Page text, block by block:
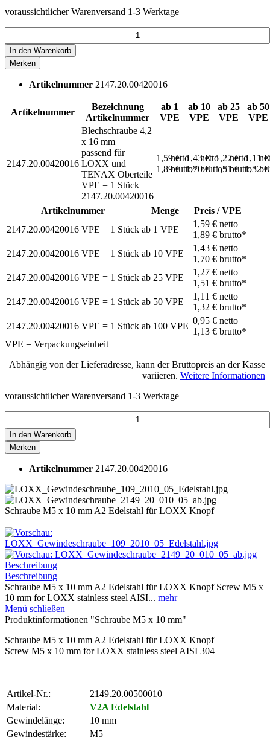
voraussichtlicher Warenversand 1-3 Werktage
In den Warenkorb
Merken
Artikelnummer 2147.20.00420016
Artikelnummer
Bezeichnung
Artikelnummer
ab 1
VPE
ab 10
VPE
ab 25
VPE
ab 50
VPE
2147.20.00420016
Blechschraube 4,2
x 16 mm
passend für
LOXX und
TENAX Oberteile
VPE = 1 Stück
2147.20.00420016
1,59 €
netto
1,89 €brutto*
1,43 €
netto
1,70 €brutto*
1,27 €
netto
1,51 €brutto*
1,11
1,32
Artikelnummer Menge
Preis / VPE
2147.20.00420016 VPE = 1 Stück ab 1 VPE
1,59 €netto
1,89 €brutto*
2147.20.00420016 VPE = 1 Stück ab 10 VPE
1,43 €netto
1,70 €brutto*
2147.20.00420016 VPE = 1 Stück ab 25 VPE
1,27 €netto
1,51 €brutto*
2147.20.00420016 VPE = 1 Stück ab 50 VPE
1,11 €netto
1,32 €brutto*
2147.20.00420016 VPE = 1 Stück ab 100 VPE
0,95 €netto
1,13 €brutto*
VPE = Verpackungseinheit
Abhängig von der Lieferadresse, kann der Bruttopreis an der Kasse
variieren. Weitere Informationen
voraussichtlicher Warenversand 1-3 Werktage
In den Warenkorb
Merken
Artikelnummer 2147.20.00420016
Schraube M5 x 10 mm A2 Edelstahl für LOXX Knopf
Beschreibung
Beschreibung
Schraube M5 x 10 mm A2 Edelstahl für LOXX Knopf Screw M5 x
10 mm for LOXX stainless steel AISI... mehr
Menü schließen
Produktinformationen "Schraube M5 x 10 mm"
Schraube M5 x 10 mm A2 Edelstahl für LOXX Knopf
Screw M5 x 10 mm for LOXX stainless steel AISI 304
Artikel-Nr.:
2149.20.00500010
Material:
V2A Edelstahl
Gewindelänge:
10 mm
Gewindestärke:
M5